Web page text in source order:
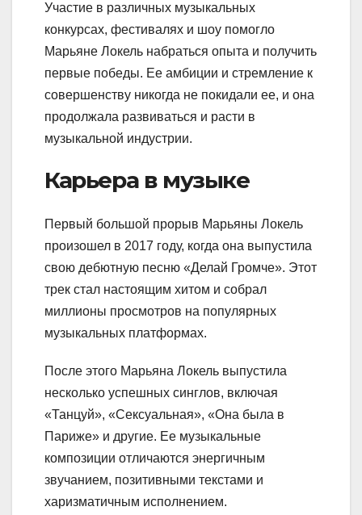
Участие в различных музыкальных
конкурсах, фестивалях и шоу помогло
Марьяне Локель набраться опыта и получить
первые победы. Ее амбиции и стремление к
совершенству никогда не покидали ее, и она
продолжала развиваться и расти в
музыкальной индустрии.
Карьера в музыке
Первый большой прорыв Марьяны Локель
произошел в 2017 году, когда она выпустила
свою дебютную песню «Делай Громче». Этот
трек стал настоящим хитом и собрал
миллионы просмотров на популярных
музыкальных платформах.
После этого Марьяна Локель выпустила
несколько успешных синглов, включая
«Танцуй», «Сексуальная», «Она была в
Париже» и другие. Ее музыкальные
композиции отличаются энергичным
звучанием, позитивными текстами и
харизматичным исполнением.